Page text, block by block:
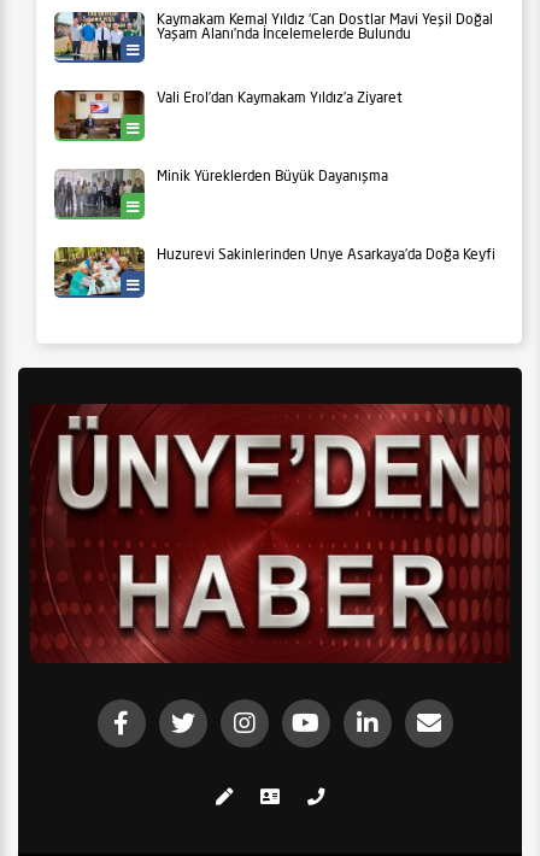
Kaymakam Kemal Yıldız ‘Can Dostlar Mavi Yeşil Doğal
Yaşam Alanı’nda İncelemelerde Bulundu
Vali Erol’dan Kaymakam Yıldız’a Ziyaret
Minik Yüreklerden Büyük Dayanışma
Huzurevi Sakinlerinden Ünye Asarkaya’da Doğa Keyfi